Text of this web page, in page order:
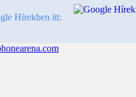
Hírekben itt: